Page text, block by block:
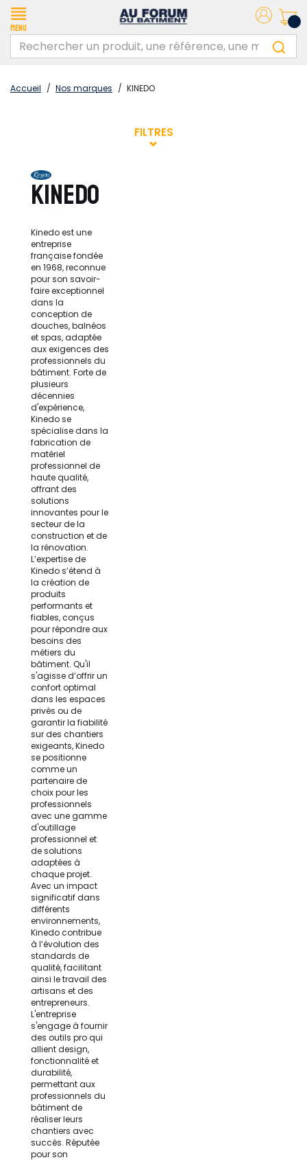
Menu
Accueil / Nos marques / KINEDO
FILTRES
KINEDO
Kinedo est une
entreprise
française fondée
en 1968, reconnue
pour son savoir-
faire exceptionnel
dans la
conception de
douches, balnéos
et spas, adaptée
aux exigences des
professionnels du
bâtiment. Forte de
plusieurs
décennies
d'expérience,
Kinedo se
spécialise dans la
fabrication de
matériel
professionnel de
haute qualité,
offrant des
solutions
innovantes pour le
secteur de la
construction et de
la rénovation.
L’expertise de
Kinedo s’étend à
la création de
produits
performants et
fiables, conçus
pour répondre aux
besoins des
métiers du
bâtiment. Qu'il
s'agisse d’offrir un
confort optimal
dans les espaces
privés ou de
garantir la fiabilité
sur des chantiers
exigeants, Kinedo
se positionne
comme un
partenaire de
choix pour les
professionnels
avec une gamme
d'outillage
professionnel et
de solutions
adaptées à
chaque projet.
Avec un impact
significatif dans
différents
environnements,
Kinedo contribue
à l’évolution des
standards de
qualité, facilitant
ainsi le travail des
artisans et des
entrepreneurs.
L'entreprise
s'engage à fournir
des outils pro qui
allient design,
fonctionnalité et
durabilité,
permettant aux
professionnels du
bâtiment de
réaliser leurs
chantiers avec
succès. Réputée
pour son